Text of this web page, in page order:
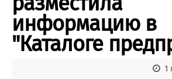
Порты
Рыболовство
ВМФ
Образование
Яхты и катера
Еще
информацию в
"Каталоге
1